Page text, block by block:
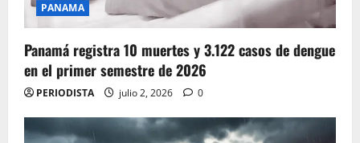
PANAMA
Panamá registra 10 muertes y 3.122 casos de dengue
en el primer semestre de 2026
PERIODISTA julio 2, 2026 0